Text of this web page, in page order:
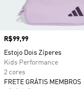
Preço
R$99,99
Estojo Dois Zíperes
Kids Performance
2 cores
FRETE GRÁTIS MEMBROS